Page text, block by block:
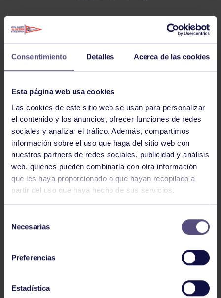
Consentimiento Detalles Acerca de las cookies
Esta página web usa cookies
Las cookies de este sitio web se usan para personalizar
el contenido y los anuncios, ofrecer funciones de redes
sociales y analizar el tráfico. Además, compartimos
información sobre el uso que haga del sitio web con
nuestros partners de redes sociales, publicidad y análisis
web, quienes pueden combinarla con otra información
que les haya proporcionado o que hayan recopilado a
partir del uso que haya hecho de sus servicios.
Necesarias
Preferencias
Estadística
NOTICIAS RELACIONADAS
GAM 14 Jul 2026
CAMPEONATO DE ESPAÑA
RESULTADO XIX TORNEO GAM DEL